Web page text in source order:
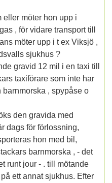
eller möter hon upp i
, för vidare transport till
möter upp i t ex Viksjö ,
sjukhus ?
gravid 12 mil i en taxi till
taxiförare som inte har
, spypåse o
den gravida med
dags för förlossning,
hon med bil,
barnmorska , - det
runt jour - . till mötande
ett annat sjukhus. Efter